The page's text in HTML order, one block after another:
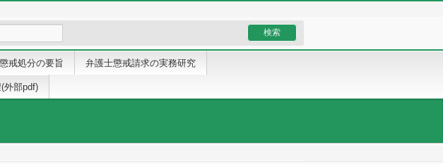
戒処分の要旨 弁護士懲戒請求の実務研究
外部pdf)